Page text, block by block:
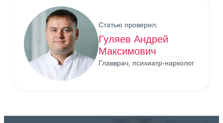
Статью проверил:
Гуляев Андрей
Максимович
Главврач, психиатр-нарколог